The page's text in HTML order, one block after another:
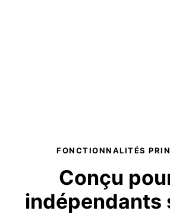
FONCTIONNALITÉS
Conçu
indépendants